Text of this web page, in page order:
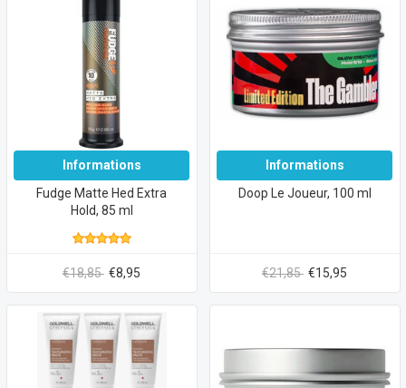
Informations
Fudge Matte Hed Extra
Hold, 85 ml
€18,85 €8,95
Informations
Doop Le Joueur, 100 ml
€21,85 €15,95